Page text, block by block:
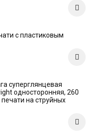
с пластиковым
суперглянцевая
односторонняя, 260
на струйных